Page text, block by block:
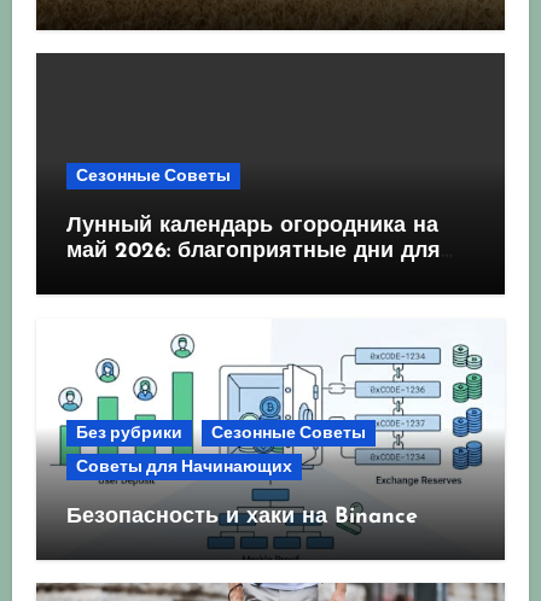
Агрокультура України осінь 2026:
Сезонные Советы
Лунный календарь огородника на
май 2026: благоприятные дни для
Без рубрики
Сезонные Советы
Советы для Начинающих
Безопасность и хаки на Binance